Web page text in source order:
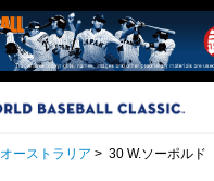
オーストラリア > 30 W.ソーポルド